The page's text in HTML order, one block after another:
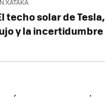
XATAKA
techo solar de
y la incertidumbre